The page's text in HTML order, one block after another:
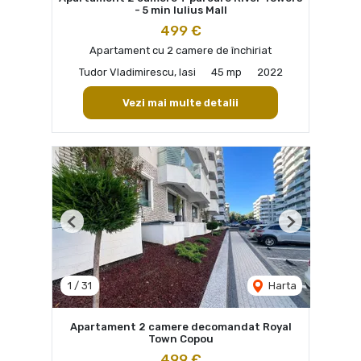
- 5 min Iulius Mall
499 €
Apartament cu 2 camere de închiriat
Tudor Vladimirescu, Iasi
45 mp 2022
Vezi mai multe detalii
1 / 31 Harta
Previous Next
Apartament 2 camere decomandat Royal
Town Copou